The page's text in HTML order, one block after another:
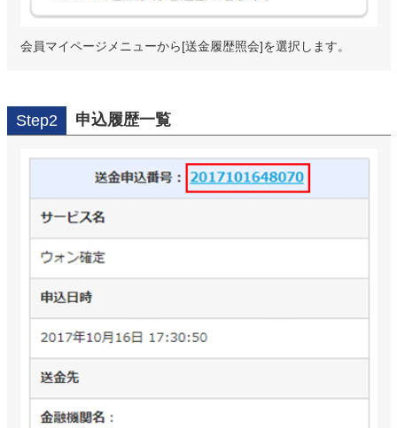
会員マイページメニューから[送金履歴照会]を選択します。
Step2 申込履歴一覧